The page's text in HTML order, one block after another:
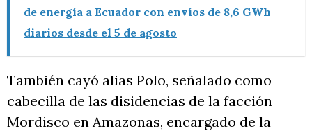
de energía a Ecuador con envíos de 8,6 GWh
diarios desde el 5 de agosto
También cayó alias Polo, señalado como
cabecilla de las disidencias de la facción
Mordisco en Amazonas, encargado de la